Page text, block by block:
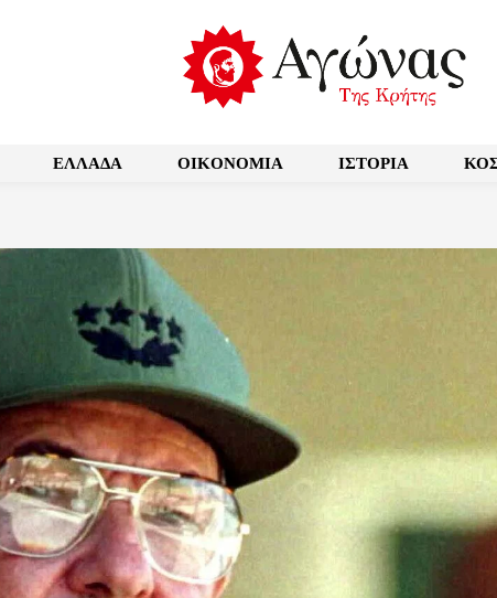
ΕΛΛΑΔΑ OIKONOMIA ΙΣΤΟΡΙΑ